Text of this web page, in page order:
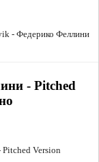
- Федерико Феллини
- Pitched
Version